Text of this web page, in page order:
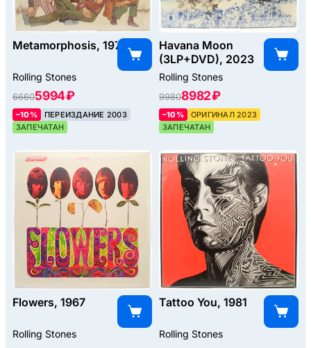
Metamorphosis, 1975
Rolling Stones
66605994 ₽
–10%
ПЕРЕИЗДАНИЕ 2003
ЗАПЕЧАТАН
Havana Moon
(3LP+DVD), 2023
Rolling Stones
99808982 ₽
–10%
ОРИГИНАЛ 2023
ЗАПЕЧАТАН
Flowers, 1967
Rolling Stones
Tattoo You, 1981
Rolling Stones